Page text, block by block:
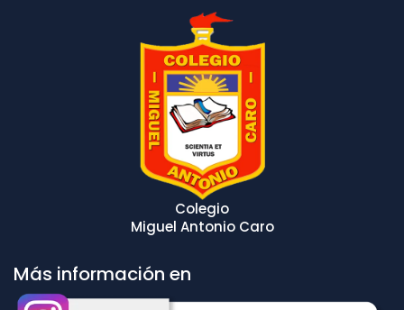
Colegio
Miguel Antonio Caro
Más información en